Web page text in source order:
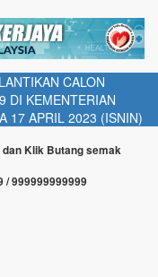
CALON
DI KEMENTERIAN
17 APRIL 2023 (ISNIN)
Klik Butang semak
/ 999999999999